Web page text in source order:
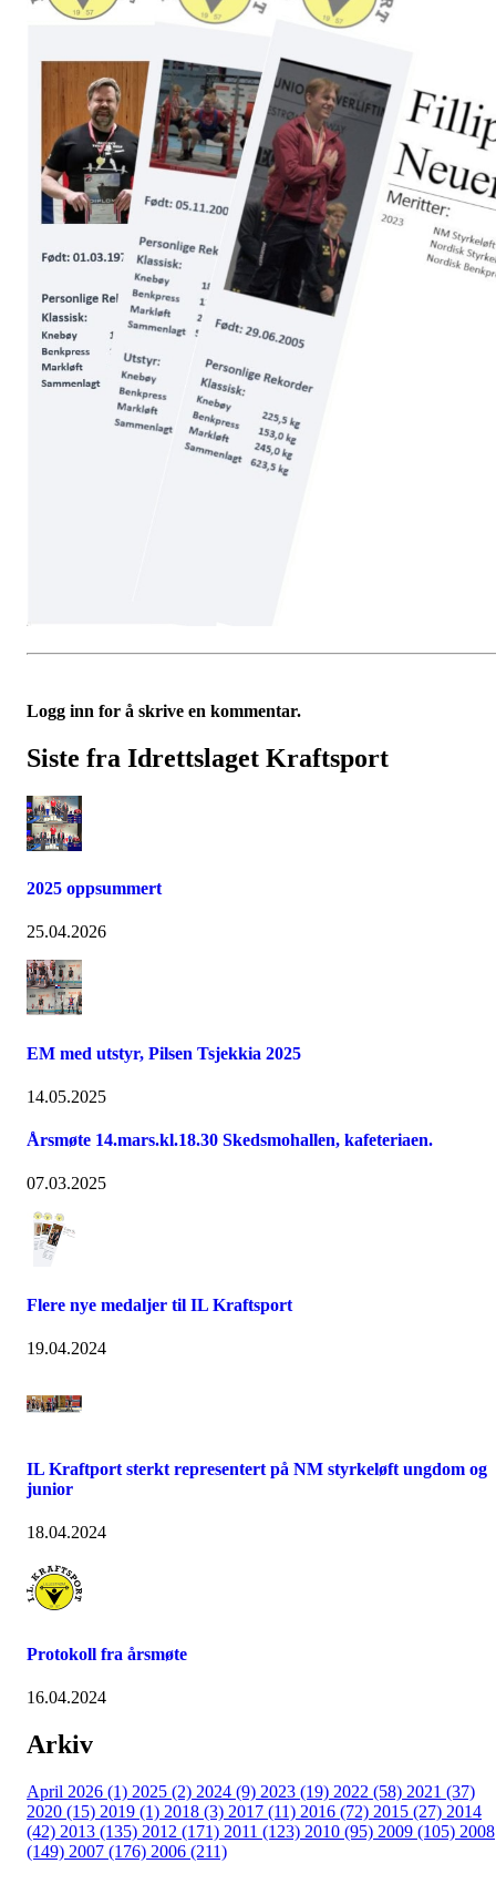
Logg inn for å skrive en kommentar.
Siste fra Idrettslaget Kraftsport
2025 oppsummert
25.04.2026
EM med utstyr, Pilsen Tsjekkia 2025
14.05.2025
Årsmøte 14.mars.kl.18.30 Skedsmohallen, kafeteriaen.
07.03.2025
Flere nye medaljer til IL Kraftsport
19.04.2024
IL Kraftport sterkt representert på NM styrkeløft ungdom og
junior
18.04.2024
Protokoll fra årsmøte
16.04.2024
Arkiv
April 2026 (1) 2025 (2) 2024 (9) 2023 (19) 2022 (58) 2021 (37)
2020 (15) 2019 (1) 2018 (3) 2017 (11) 2016 (72) 2015 (27) 2014
(42) 2013 (135) 2012 (171) 2011 (123) 2010 (95) 2009 (105) 2008
(149) 2007 (176) 2006 (211)